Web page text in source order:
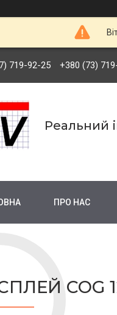
719-92-25 +380 (73)
Реальний
ПРО НАС
COG